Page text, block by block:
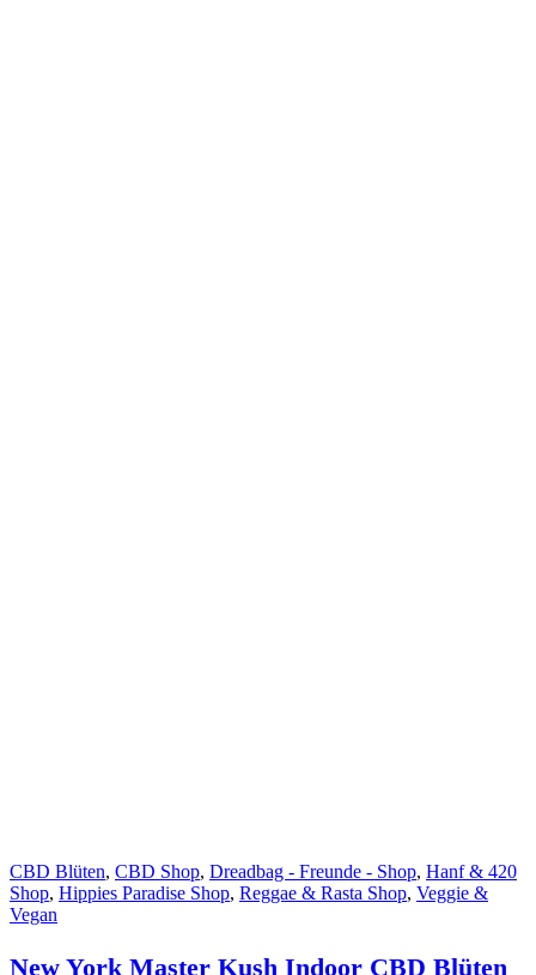
CBD Blüten, CBD Shop, Dreadbag - Freunde - Shop, Hanf & 420
Shop, Hippies Paradise Shop, Reggae & Rasta Shop, Veggie &
Vegan
New York Master Kush Indoor CBD Blüten